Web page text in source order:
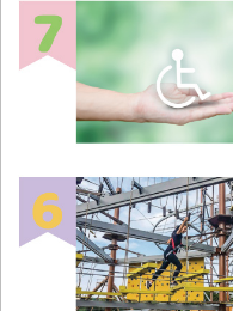
かたなび
すまいリング